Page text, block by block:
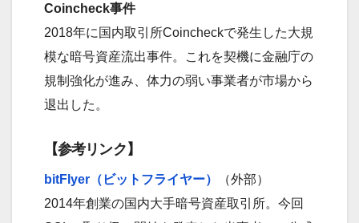
Coincheck事件
2018年に国内取引所Coincheckで発生した大規
模な暗号資産流出事件。これを契機に金融庁の
規制強化が進み、体力の弱い事業者が市場から
退出した。
【参考リンク】
bitFlyer（ビットフライヤー）
（外部）
2014年創業の国内大手暗号資産取引所。今回